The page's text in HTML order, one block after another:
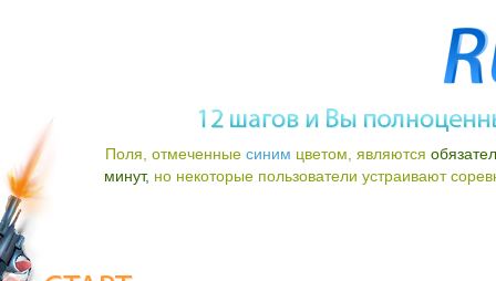
Поля, отмеченные синим цветом, являются
минут, но некоторые пользователи устраивают